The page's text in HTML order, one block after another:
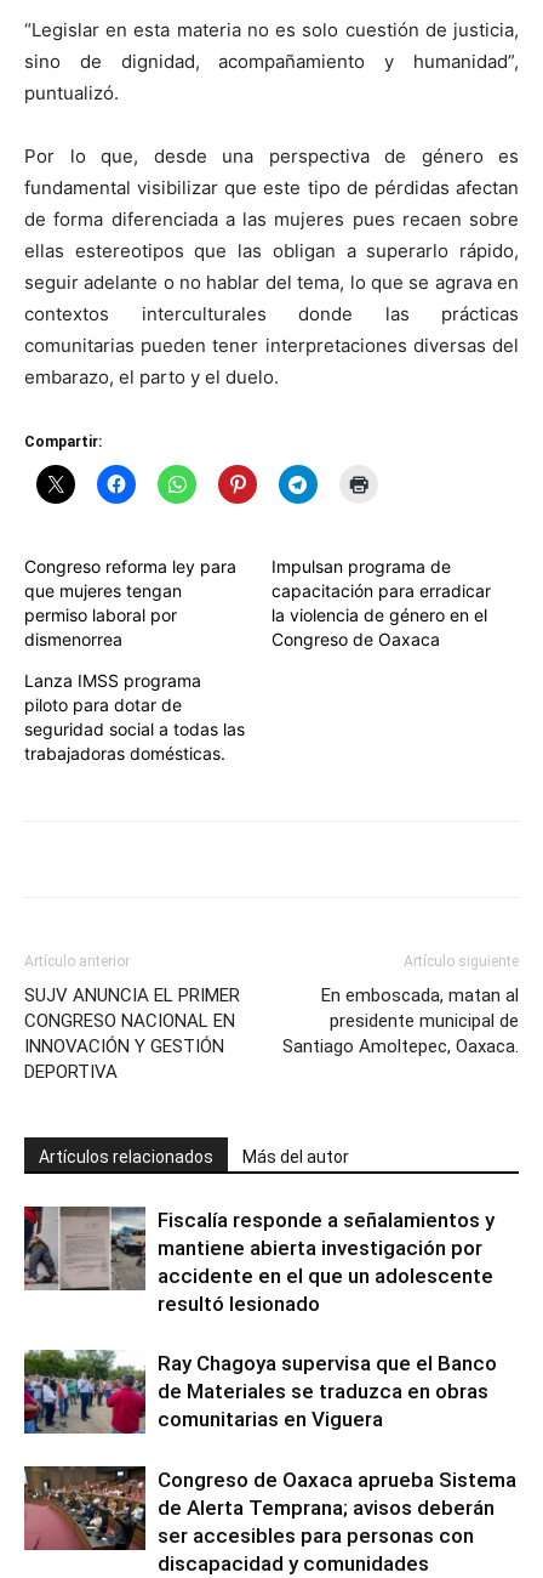
“Legislar en esta materia no es solo cuestión de justicia,
sino de dignidad, acompañamiento y humanidad”,
puntualizó.
Por lo que, desde una perspectiva de género es
fundamental visibilizar que este tipo de pérdidas afectan
de forma diferenciada a las mujeres pues recaen sobre
ellas estereotipos que las obligan a superarlo rápido,
seguir adelante o no hablar del tema, lo que se agrava en
contextos interculturales donde las prácticas
comunitarias pueden tener interpretaciones diversas del
embarazo, el parto y el duelo.
Compartir:
Congreso reforma ley para
que mujeres tengan
permiso laboral por
dismenorrea
Impulsan programa de
capacitación para erradicar
la violencia de género en el
Congreso de Oaxaca
Lanza IMSS programa
piloto para dotar de
seguridad social a todas las
trabajadoras domésticas.
Artículo anterior
SUJV ANUNCIA EL PRIMER
CONGRESO NACIONAL EN
INNOVACIÓN Y GESTIÓN
DEPORTIVA
Artículo siguiente
En emboscada, matan al
presidente municipal de
Santiago Amoltepec, Oaxaca.
Artículos relacionados Más del autor
Fiscalía responde a señalamientos y
mantiene abierta investigación por
accidente en el que un adolescente
resultó lesionado
Ray Chagoya supervisa que el Banco
de Materiales se traduzca en obras
comunitarias en Viguera
Congreso de Oaxaca aprueba Sistema
de Alerta Temprana; avisos deberán
ser accesibles para personas con
discapacidad y comunidades